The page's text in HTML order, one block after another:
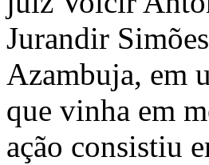
Jurandir
Azambuja, em
que vinha em
ação consistiu